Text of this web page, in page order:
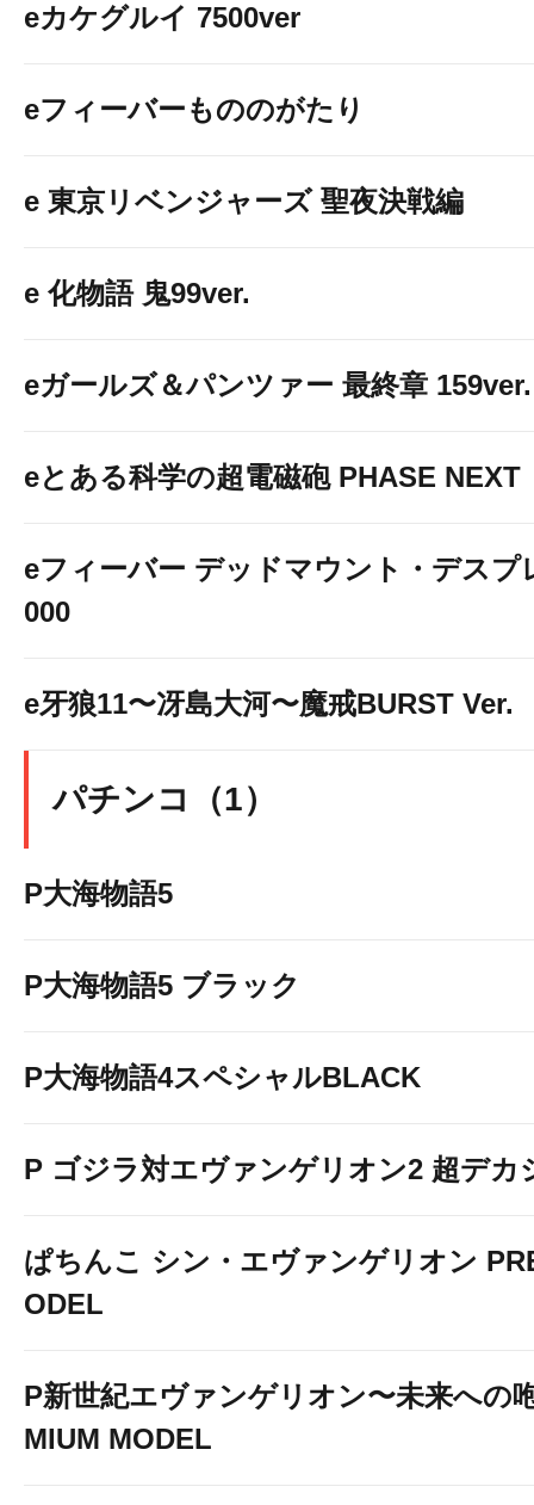
新機種導入
eカケグルイ 7500ver
eフィーバーもののがたり
e 東京リベンジャーズ 聖夜決戦編
e 化物語 鬼99ver.
eガールズ＆パンツァー 最終章 159ver.
eとある科学の超電磁砲 PHASE NEXT
eフィーバー デッドマウント・デスプ
000
e牙狼11〜冴島大河〜魔戒BURST Ver.
パチンコ（1）
P大海物語5
P大海物語5 ブラック
P大海物語4スペシャルBLACK
P ゴジラ対エヴァンゲリオン2 超デカ
ぱちんこ シン・エヴァンゲリオン
ODEL
P新世紀エヴァンゲリオン〜未来への
MIUM MODEL